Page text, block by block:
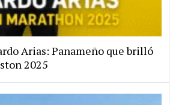
Arias: Panameño que brilló
2025